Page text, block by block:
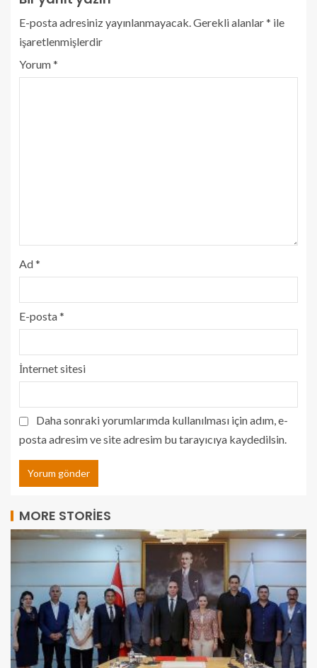
E-posta adresiniz yayınlanmayacak. Gerekli alanlar* ile
işaretlenmişlerdir
Yorum*
Ad*
E-posta*
İnternet sitesi
Daha sonraki yorumlarımda kullanılması için adım, e-
posta adresim ve site adresim bu tarayıcıya kaydedilsin.
MORE STORIES